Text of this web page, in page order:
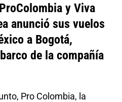
y Viva
anunció sus vuelos
a Bogotá,
de la compañía
Pro Colombia, la